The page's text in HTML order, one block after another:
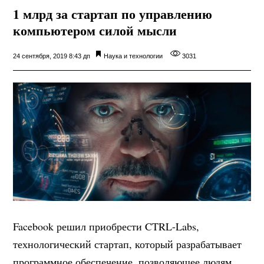
1 млрд за стартап по управлению
компьютером силой мысли
24 сентября, 2019 8:43 дп Наука и технологии 3031
Facebook решил приобрести CTRL-Labs,
технологический стартап, который разрабатывает